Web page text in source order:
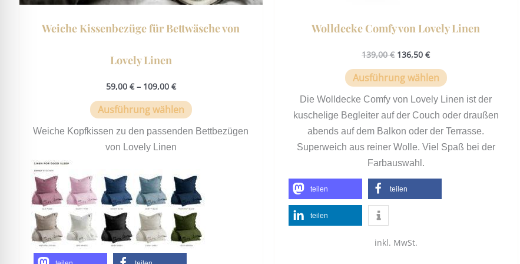
Weiche Kissenbezüge für Bettwäsche von
Lovely Linen
59,00 €– 109,00 €
Ausführung wählen
Weiche Kopfkissen zu den passenden Bettbezügen
von Lovely Linen
Wolldecke Comfy von Lovely Linen
139,00€ 136,50 €
Ausführung wählen
Die Wolldecke Comfy von Lovely Linen ist der
kuschelige Begleiter auf der Couch oder draußen
abends auf dem Balkon oder der Terrasse.
Superweich aus reiner Wolle. Viel Spaß bei der
Farbauswahl.
teilen teilen
teilen
inkl. MwSt.